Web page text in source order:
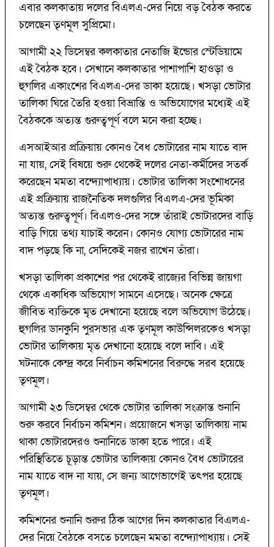
এবার কলকাতায় দলের বিএলএ-দের নিয়ে বড় বৈঠক করতে
চলেছেন তৃণমূল সুপ্রিমো।
আগামী ২২ ডিসেম্বর কলকাতার নেতাজি ইন্ডোর স্টেডিয়ামে
এই বৈঠক হবে। সেখানে কলকাতার পাশাপাশি হাওড়া ও
হুগলির একাংশের বিএলএ-দের ডাকা হয়েছে। খসড়া ভোটার
তালিকা ঘিরে তৈরি হওয়া বিভ্রান্তি ও অভিযোগের মধ্যেই এই
বৈঠককে অত্যন্ত গুরুত্বপূর্ণ বলে মনে করা হচ্ছে।
এসআইআর প্রক্রিয়ায় কোনও বৈধ ভোটারের নাম যাতে বাদ
না যায়, সেই বিষয়ে শুরু থেকেই দলের নেতা-কর্মীদের সতর্ক
করেছেন মমতা বন্দ্যোপাধ্যায়। ভোটার তালিকা সংশোধনের
এই প্রক্রিয়ায় রাজনৈতিক দলগুলির বিএলএ-দের ভূমিকা
অত্যন্ত গুরুত্বপূর্ণ। বিএলও-দের সঙ্গে তাঁরাই ভোটারদের বাড়ি
বাড়ি গিয়ে তথ্য যাচাই করেন। কোনও যোগ্য ভোটারের নাম
বাদ পড়ছে কি না, সেদিকেই নজর রাখেন তাঁরা।
খসড়া তালিকা প্রকাশের পর থেকেই রাজ্যের বিভিন্ন জায়গা
থেকে একাধিক অভিযোগ সামনে এসেছে। অনেক ক্ষেত্রে
জীবিত ব্যক্তিকে মৃত দেখানো হয়েছে বলে অভিযোগ উঠেছে।
হুগলির ডানকুনি পুরসভার এক তৃণমূল কাউন্সিলরকেও খসড়া
ভোটার তালিকায় মৃত দেখানো হয়েছে বলে দাবি। এই
ঘটনাকে কেন্দ্র করে নির্বাচন কমিশনের বিরুদ্ধে সরব হয়েছে
তৃণমূল।
আগামী ২৩ ডিসেম্বর থেকে ভোটার তালিকা সংক্রান্ত শুনানি
শুরু করবে নির্বাচন কমিশন। প্রয়োজনে খসড়া তালিকায় নাম
থাকা ভোটারদেরও শুনানিতে ডাকা হতে পারে। এই
পরিস্থিতিতে চূড়ান্ত ভোটার তালিকায় কোনও বৈধ ভোটারের
নাম যাতে বাদ না যায়, সে জন্য আগেভাগেই তৎপর হয়েছে
তৃণমূল।
কমিশনের শুনানি শুরুর ঠিক আগের দিন কলকাতার বিএলএ-
দের নিয়ে বৈঠকে বসতে চলেছেন মমতা বন্দ্যোপাধ্যায়। সেই